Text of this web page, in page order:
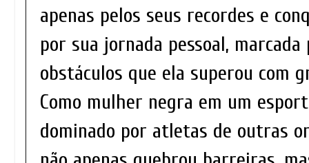
apenas pelos seus recordes e
por sua jornada pessoal,
obstáculos que ela superou com
Como mulher negra em um
dominado por atletas de outras